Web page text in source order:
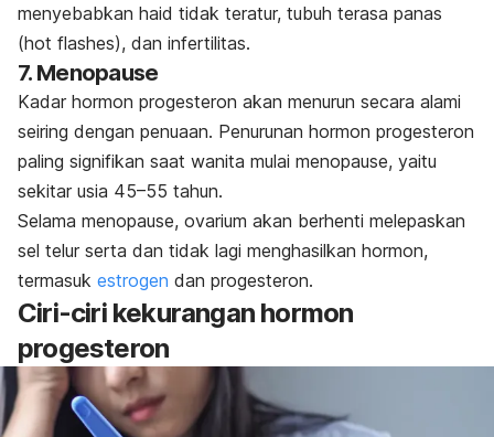
menyebabkan haid tidak teratur, tubuh terasa panas
(hot flashes), dan infertilitas.
7. Menopause
Kadar hormon progesteron akan menurun secara alami
seiring dengan penuaan. Penurunan hormon progesteron
paling signifikan saat wanita mulai menopause, yaitu
sekitar usia 45–55 tahun.
Selama menopause, ovarium akan berhenti melepaskan
sel telur serta dan tidak lagi menghasilkan hormon,
termasuk estrogen dan progesteron.
Ciri-ciri kekurangan hormon
progesteron